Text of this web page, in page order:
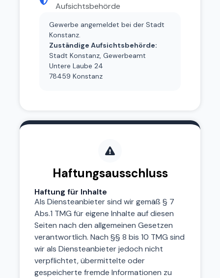
Aufsichtsbehörde
Gewerbe angemeldet bei der Stadt
Konstanz.
Zuständige Aufsichtsbehörde:
Stadt Konstanz, Gewerbeamt
Untere Laube 24
78459 Konstanz
Haftungsausschluss
Haftung für Inhalte
Als Diensteanbieter sind wir gemäß § 7
Abs.1 TMG für eigene Inhalte auf diesen
Seiten nach den allgemeinen Gesetzen
verantwortlich. Nach §§ 8 bis 10 TMG sind
wir als Diensteanbieter jedoch nicht
verpflichtet, übermittelte oder
gespeicherte fremde Informationen zu